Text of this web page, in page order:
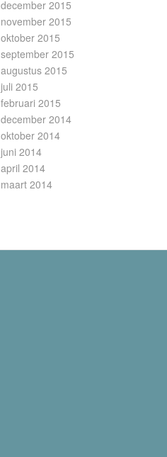
december 2015
november 2015
oktober 2015
september 2015
augustus 2015
juli 2015
februari 2015
december 2014
oktober 2014
juni 2014
april 2014
maart 2014